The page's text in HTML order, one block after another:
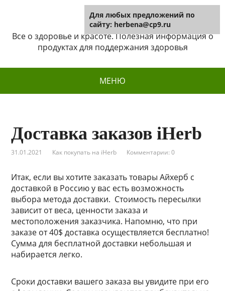
Herbena
Все о здоровье и красоте. Полезная информация о
продуктах для поддержания здоровья
МЕНЮ
Доставка заказов iHerb
31.01.2021 Как покупать на iHerb Комментарии: 0
Итак, если вы хотите заказать товары Айхерб с
доставкой в Россию у вас есть возможность
выбора метода доставки. Стоимость пересылки
зависит от веса, ценности заказа и
местоположения заказчика. Напомню, что при
заказе от 40$ доставка осуществляется бесплатно!
Сумма для бесплатной доставки небольшая и
набирается легко.
Сроки доставки вашего заказа вы увидите при его
Для любых предложений по
сайту: herbena@cp9.ru